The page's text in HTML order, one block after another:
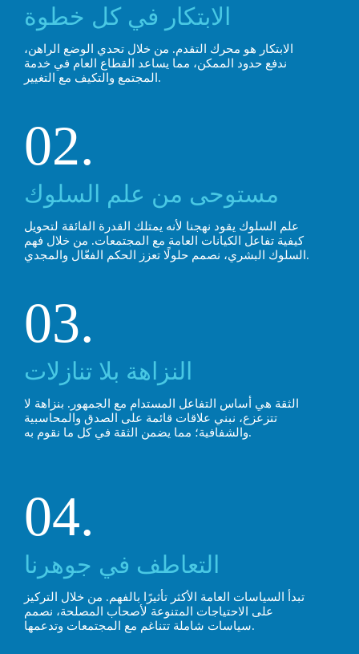
الابتكار في كل خطوة
الابتكار هو محرك التقدم. من خلال تحدي الوضع الراهن،
ندفع حدود الممكن، مما يساعد القطاع العام في خدمة
المجتمع والتكيف مع التغيير.
02.
مستوحى من علم السلوك
علم السلوك يقود نهجنا لأنه يمتلك القدرة الفائقة لتحويل
كيفية تفاعل الكيانات العامة مع المجتمعات. من خلال فهم
السلوك البشري، نصمم حلولًا تعزز الحكم الفعّال والمجدي.
03.
النزاهة بلا تنازلات
الثقة هي أساس التفاعل المستدام مع الجمهور. بنزاهة لا
تتزعزع، نبني علاقات قائمة على الصدق والمحاسبية
والشفافية؛ مما يضمن الثقة في كل ما نقوم به.
04.
التعاطف في جوهرنا
تبدأ السياسات العامة الأكثر تأثيرًا بالفهم. من خلال التركيز
على الاحتياجات المتنوعة لأصحاب المصلحة، نصمم
سياسات شاملة تتناغم مع المجتمعات وتدعمها.